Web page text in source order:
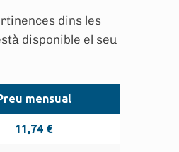
dins les
disponible el seu
mensual
11,74 €